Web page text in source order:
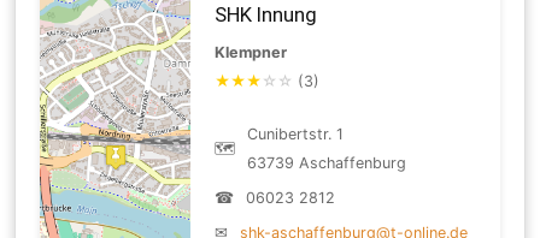
SHK Innung
Klempner
★★★ ☆ ☆ (3)
🗺
Cunibertstr. 1
63739 Aschaffenburg
☎
06023 2812
✉
shk-aschaffenburg@t-online.de